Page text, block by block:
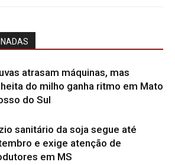
atrasam máquinas, mas
do milho ganha ritmo em Mato
do Sul
sanitário da soja segue até
e exige atenção de
em MS